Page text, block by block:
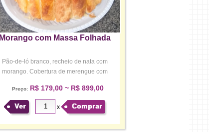
Morango com Massa Folhada
Pão-de-ló branco, recheio de nata com
morango. Cobertura de merengue com
Preço: R$ 179,00 ~ R$ 899,00
Ver x Comprar